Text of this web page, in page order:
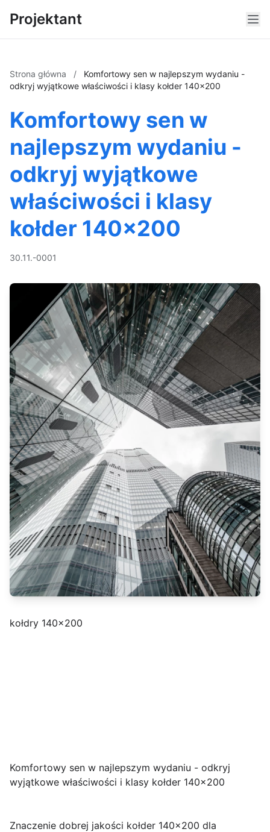
Projektant
Strona główna /
Komfortowy sen w najlepszym wydaniu -
odkryj wyjątkowe właściwości i klasy kołder 140x200
Komfortowy sen w
najlepszym wydaniu -
odkryj wyjątkowe
właściwości i klasy
kołder 140x200
30.11.-0001
kołdry 140x200
Komfortowy sen w najlepszym wydaniu - odkryj
wyjątkowe właściwości i klasy kołder 140x200
Znaczenie dobrej jakości kołder 140x200 dla